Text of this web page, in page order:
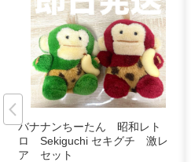
バナナンちーたん 昭和レト
ロ Sekiguchi セキグチ 激レ
ア セット